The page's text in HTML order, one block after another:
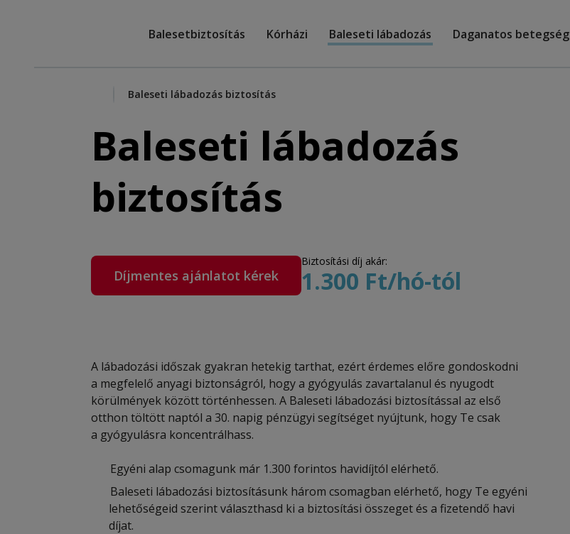
Balesetbiztosítás Kórházi Baleseti lábadozás Daganatos betegség
Baleseti lábadozás biztosítás
Baleseti lábadozás
biztosítás
Díjmentes ajánlatot kérek
Biztosítási díj akár:
1.300 Ft/hó-tól
A lábadozási időszak gyakran hetekig tarthat, ezért érdemes előre gondoskodni
a megfelelő anyagi biztonságról, hogy a gyógyulás zavartalanul és nyugodt
körülmények között történhessen. A Baleseti lábadozási biztosítással az első
otthon töltött naptól a 30. napig pénzügyi segítséget nyújtunk, hogy Te csak
a gyógyulásra koncentrálhass.
Egyéni alap csomagunk már 1.300 forintos havidíjtól elérhető.
Baleseti lábadozási biztosításunk három csomagban elérhető, hogy Te egyéni
lehetőségeid szerint választhasd ki a biztosítási összeget és a fizetendő havi
díjat.